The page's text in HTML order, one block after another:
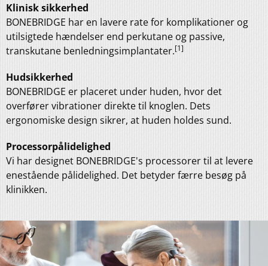
Klinisk sikkerhed
BONEBRIDGE har en lavere rate for komplikationer og
utilsigtede hændelser end perkutane og passive,
transkutane benledningsimplantater.[1]
Hudsikkerhed
BONEBRIDGE er placeret under huden, hvor det
overfører vibrationer direkte til knoglen. Dets
ergonomiske design sikrer, at huden holdes sund.
Processorpålidelighed
Vi har designet BONEBRIDGE's processorer til at levere
enestående pålidelighed. Det betyder færre besøg på
klinikken.